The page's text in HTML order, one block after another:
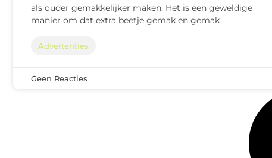
als ouder gemakkelijker maken. Het is een geweldige
manier om dat extra beetje gemak en gemak
Advertenties
Geen Reacties